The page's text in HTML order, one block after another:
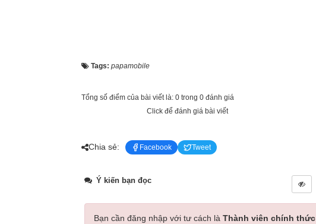
Tags: papamobile
Tổng số điểm của bài viết là: 0 trong 0 đánh giá
Click để đánh giá bài viết
Chia sẻ: Facebook Tweet
Ý kiến bạn đọc
Bạn cần đăng nhập với tư cách là Thành viên chính thức